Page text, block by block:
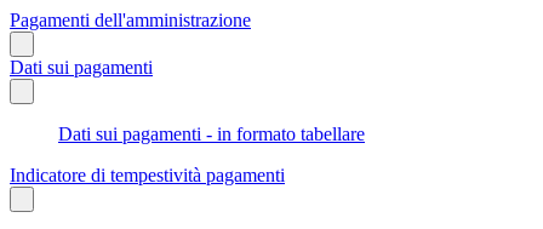
Pagamenti dell'amministrazione
Dati sui pagamenti
Dati sui pagamenti - in formato tabellare
Indicatore di tempestività pagamenti